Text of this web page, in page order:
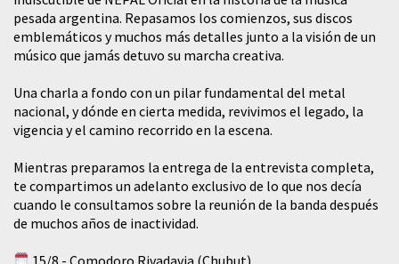
pesada argentina. Repasamos los comienzos, sus discos
emblemáticos y muchos más detalles junto a la visión de un
músico que jamás detuvo su marcha creativa.
​Una charla a fondo con un pilar fundamental del metal
nacional, y dónde en cierta medida, revivimos el legado, la
vigencia y el camino recorrido en la escena.
Mientras preparamos la entrega de la entrevista completa,
te compartimos un adelanto exclusivo de lo que nos decía
cuando le consultamos sobre la reunión de la banda después
de muchos años de inactividad.
15/8 - Comodoro Rivadavia (Chubut)